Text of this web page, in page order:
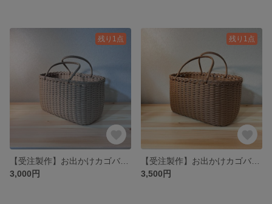
残り1点
3,000円
残り1点
3,500円